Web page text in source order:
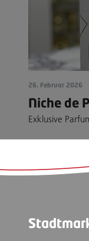
26. Februar 2026
Niche de
Exklusive